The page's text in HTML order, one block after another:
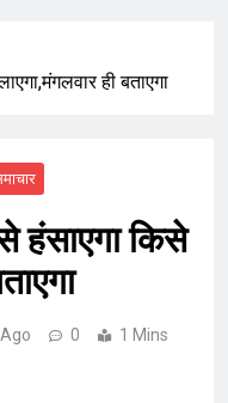
ही बताएगा
हंसाएगा किसे
0 1 Mins